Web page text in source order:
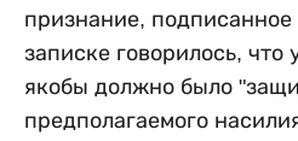
признание,
записке говорилось, что
якобы должно было
предполагаемого